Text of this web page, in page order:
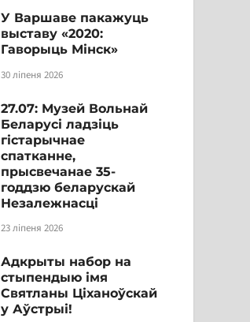
У Варшаве пакажуць
выставу «2020:
Гаворыць Мінск»
30 ліпеня 2026
27.07: Музей Вольнай
Беларусі ладзіць
гістарычнае
спатканне,
прысвечанае 35-
годдзю беларускай
Незалежнасці
23 ліпеня 2026
Адкрыты набор на
стыпендыю імя
Святланы Ціханоўскай
у Аўстрыі!